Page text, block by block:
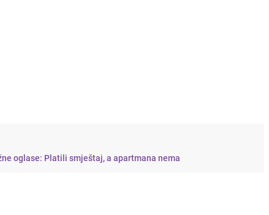
oglase: Platili smještaj, a apartmana nema